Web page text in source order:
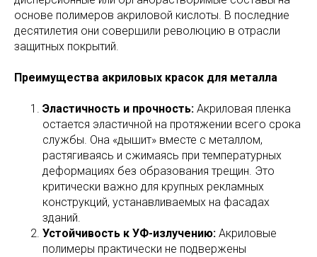
основе полимеров акриловой кислоты. В последние
десятилетия они совершили революцию в отрасли
защитных покрытий.
Преимущества акриловых красок для металла
Эластичность и прочность: Акриловая пленка
остается эластичной на протяжении всего срока
службы. Она «дышит» вместе с металлом,
растягиваясь и сжимаясь при температурных
деформациях без образования трещин. Это
критически важно для крупных рекламных
конструкций, устанавливаемых на фасадах
зданий.
Устойчивость к УФ-излучению: Акриловые
полимеры практически не подвержены